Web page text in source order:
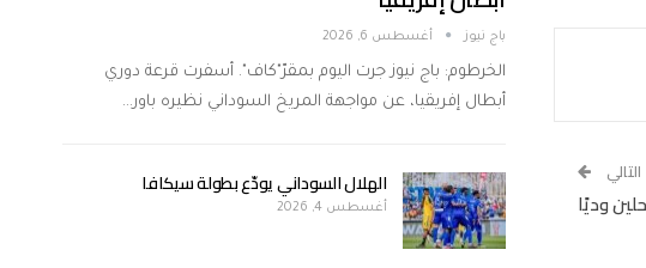
التالي
وديًا
باج نيوز أغسطس 6, 2026
الخرطوم: باج نيوز جرت اليوم بمقرّ"كاف". أسفرت قرعة دوري
أبطال إفريقيا، عن مواجهة المريخ السوداني نظيره باور…
الهلال السوداني يودّع بطولة سيكافا
أغسطس 4, 2026